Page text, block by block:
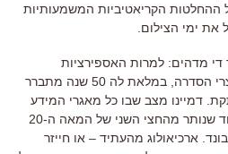
הקריאטיביות המשמעותיות
את ימי הצילום.
מדהים: למרות האספירציות
התרבותיות הנמוכות שהיו ליוצרי הסדרה, במלאת לה 50 שנה מתברר
דמיינו מצב שבו כל מאגרי המידע
הדיגיטליים נמחקים וכל התיעוד שנותר מהחצי השני של המאה ה-20
ארכיאולוג מהעתיד – או חייזר